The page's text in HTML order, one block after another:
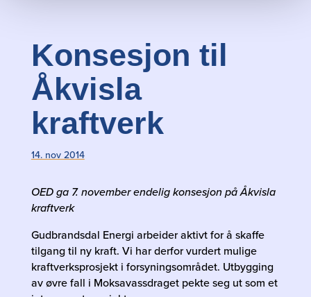
Konsesjon til
Åkvisla
kraftverk
14. nov 2014
OED ga 7. november endelig konsesjon på Åkvisla
kraftverk
Gudbrandsdal Energi arbeider aktivt for å skaffe
tilgang til ny kraft. Vi har derfor vurdert mulige
kraftverksprosjekt i forsyningsområdet. Utbygging
av øvre fall i Moksavassdraget pekte seg ut som et